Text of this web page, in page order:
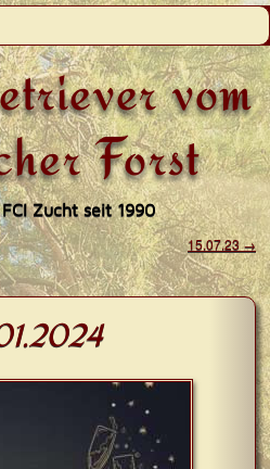
vom
Forst
Zucht seit 1990
15.07.23→